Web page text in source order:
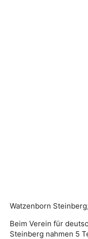
Watzenborn Steinberg;
Beim Verein für
Steinberg nahmen 5